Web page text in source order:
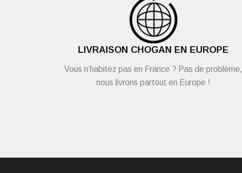
LIVRAISON CHOGAN EN EUROPE
Vous n’habitez pas en France ? Pas de problème,
nous livrons partout en Europe !